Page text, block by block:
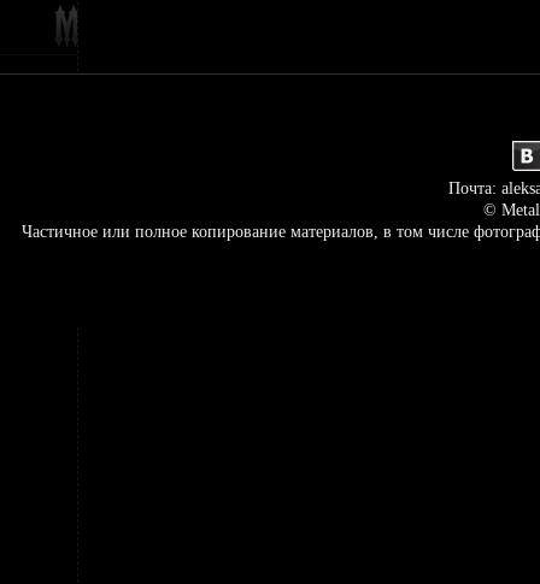
Почта:
©
Частичное или полное копирование материалов, в том числе